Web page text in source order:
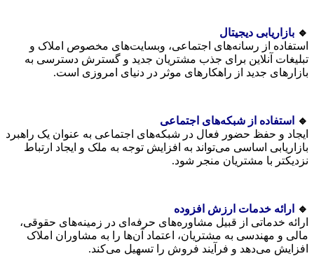
🔹 بازاریابی دیجیتال
استفاده از رسانه‌های اجتماعی، وبسایت‌های مخصوص املاک و
تبلیغات آنلاین برای جذب مشتریان جدید و گسترش دسترسی به
بازارهای جدید از راهکارهای موثر در دنیای امروزی است.
🔹
استفاده از شبکه‌های اجتماعی
ایجاد و حفظ حضور فعال در شبکه‌های اجتماعی به عنوان یک راهبرد
بازاریابی اساسی می‌تواند به افزایش توجه به ملک و ایجاد ارتباط
نزدیکتر با مشتریان منجر شود.
🔹
ارائه خدمات ارزش افزوده
ارائه خدماتی از قبیل مشاوره‌های حرفه‌ای در زمینه‌های حقوقی،
مالی و مهندسی به مشتریان، اعتماد آن‌ها را به مشاوران املاک
افزایش می‌دهد و فرآیند فروش را تسهیل می‌کند.